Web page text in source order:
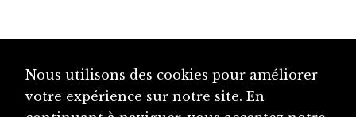
Nous utilisons des cookies pour améliorer
votre expérience sur notre site. En